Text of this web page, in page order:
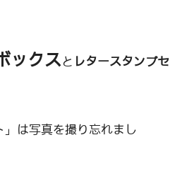
ックスと レタースタンプセ
」は写真を撮り忘れまし